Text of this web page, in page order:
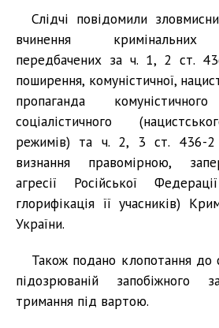
Слідчі повідомили
вчинення кримінальних
передбачених за ч. 1, 2 ст.
поширення, комуністичної,
пропаганда
соціалістичного
режимів) та ч. 2, 3 ст. 436-2
визнання правомірною,
агресії Російської
глорифікація її учасників)
України.
Також подано клопотання
підозрюваній запобіжного
тримання під вартою.